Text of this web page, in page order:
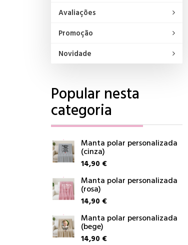
Avaliações
Promoção
Novidade
Popular nesta
categoria
Manta polar personalizada
(cinza)
14,90 €
Manta polar personalizada
(rosa)
14,90 €
Manta polar personalizada
(bege)
14,90 €